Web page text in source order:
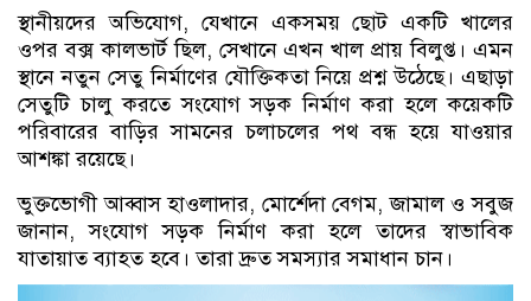
স্থানীয়দের অভিযোগ, যেখানে একসময় ছোট একটি খালের
ওপর বক্স কালভার্ট ছিল, সেখানে এখন খাল প্রায় বিলুপ্ত। এমন
স্থানে নতুন সেতু নির্মাণের যৌক্তিকতা নিয়ে প্রশ্ন উঠেছে। এছাড়া
সেতুটি চালু করতে সংযোগ সড়ক নির্মাণ করা হলে কয়েকটি
পরিবারের বাড়ির সামনের চলাচলের পথ বন্ধ হয়ে যাওয়ার
আশঙ্কা রয়েছে।
ভুক্তভোগী আব্বাস হাওলাদার, মোর্শেদা বেগম, জামাল ও সবুজ
জানান, সংযোগ সড়ক নির্মাণ করা হলে তাদের স্বাভাবিক
যাতায়াত ব্যাহত হবে। তারা দ্রুত সমস্যার সমাধান চান।